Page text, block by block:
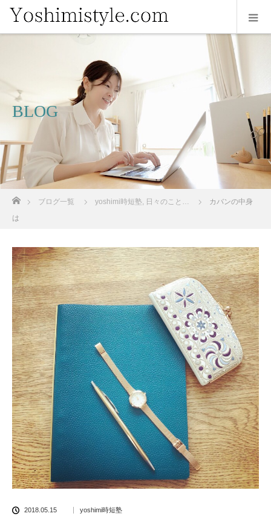
BLOG
ブログ一覧 yoshimi時短塾, 日々のこと…
カバンの中身
は
2018.05.15 yoshimi時短塾